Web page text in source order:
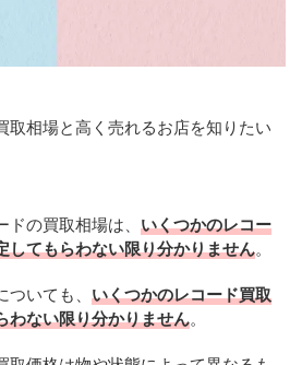
取相場と高く売れるお店を知りたい
の買取相場は、 いくつかのレコー
してもらわない限り分かりません。
いても、 いくつかのレコード買取
わない限り分かりません。